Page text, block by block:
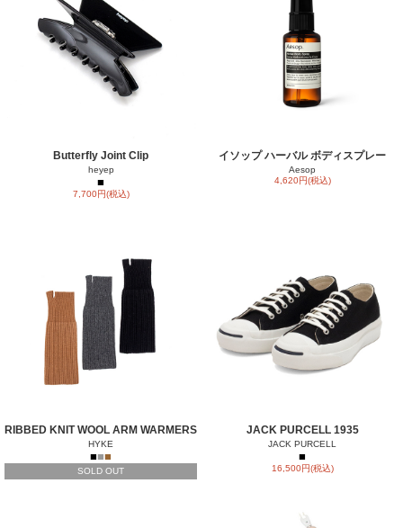
Butterfly Joint Clip
heyep
■
7,700円(税込)
イソップ ハーバル ボディスプレー
Aesop
4,620円(税込)
RIBBED KNIT WOOL ARM WARMERS
HYKE
■■■
SOLD OUT
JACK PURCELL 1935
JACK PURCELL
■
16,500円(税込)